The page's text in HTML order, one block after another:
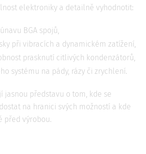
elektroniky a detailně vyhodnotit:
BGA spojů,
při vibracích a dynamickém zatížení,
prasknutí citlivých kondenzátorů,
systému na pády, rázy či zrychlení.
jasnou představu o tom, kde se
na hranici svých možností a kde
před výrobou.